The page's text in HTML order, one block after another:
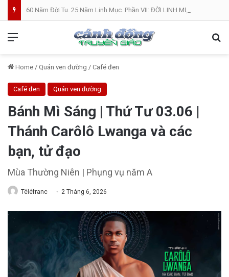
Home / Quán ven đường / Café đen
Café đen Quán ven đường
Bánh Mì Sáng | Thứ Tư 03.06 |
Thánh Carôlô Lwanga và các
bạn, tử đạo
Mùa Thường Niên | Phụng vụ năm A
Téléfranc 2 Tháng 6, 2026